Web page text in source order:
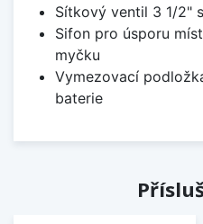
Sítkový ventil 3 1/2"
Sifon pro úsporu
myčku
Vymezovací
baterie